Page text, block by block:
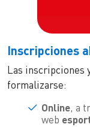
Inscripciones
Las inscripciones
formalizarse:
Online, a
web